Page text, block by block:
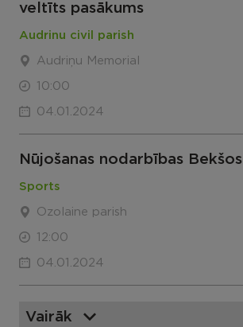
veltīts pasākums
Audrinu civil parish
Audriņu Memorial
10:00
04.01.2024
Nūjošanas nodarbības Bekšos
Sports
Ozolaine parish
12:00
04.01.2024
Vairāk